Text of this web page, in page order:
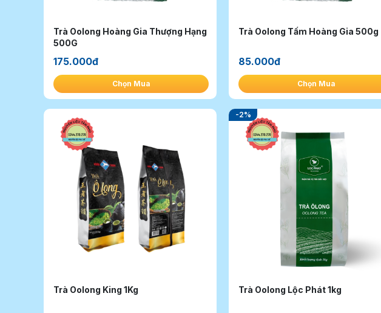
Trà Oolong Hoàng Gia Thượng Hạng
500G
175.000đ
Chọn Mua
Trà Oolong Tấm Hoàng Gia 500g
85.000đ
Chọn Mua
Trà Oolong King 1Kg Trà Oolong Lộc Phát 1kg
-2%